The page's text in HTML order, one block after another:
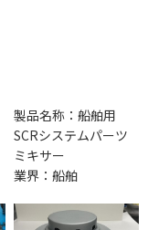
製品名称：船舶用
SCRシステムパーツ
ミキサー
業界：船舶